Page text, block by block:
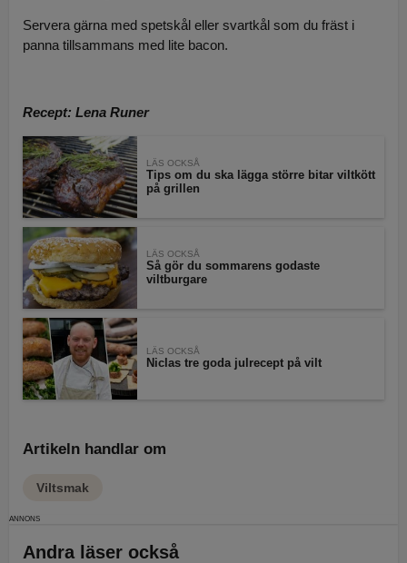
Servera gärna med spetskål eller svartkål som du fräst i
panna tillsammans med lite bacon.
Recept: Lena Runer
LÄS OCKSÅ
Tips om du ska lägga större bitar viltkött
på grillen
LÄS OCKSÅ
Så gör du sommarens godaste
viltburgare
LÄS OCKSÅ
Niclas tre goda julrecept på vilt
Artikeln handlar om
Viltsmak
Andra läser också